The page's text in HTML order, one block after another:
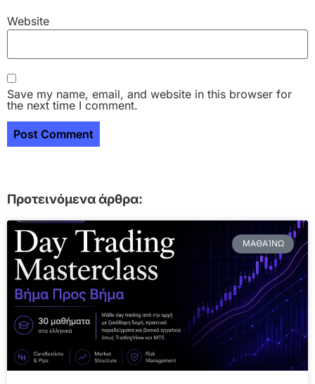
Website
Save my name, email, and website in this browser for
the next time I comment.
Προτεινόμενα άρθρα:
ΜΑΘΑΊΝΩ